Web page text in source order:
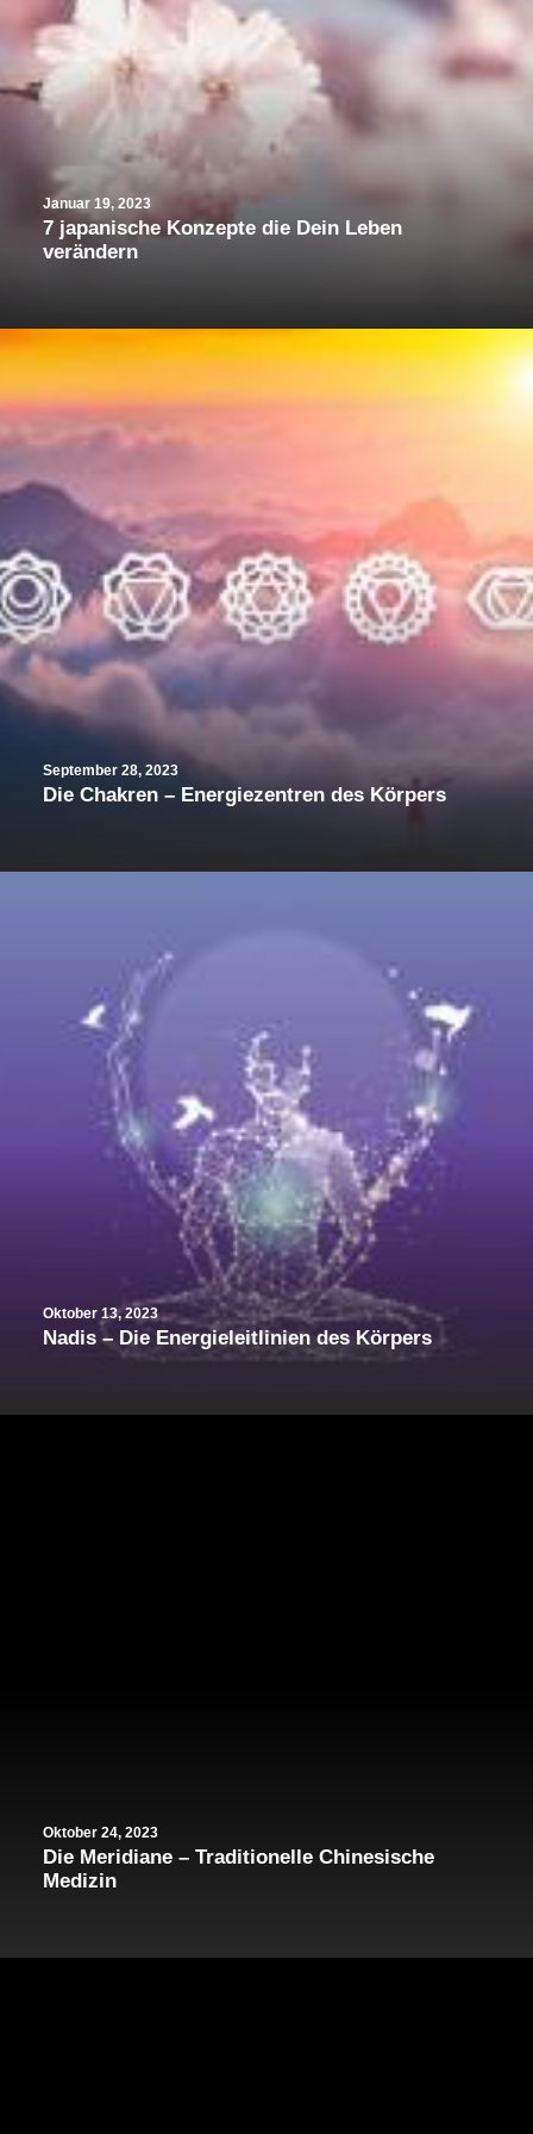
Januar 19, 2023
7 japanische Konzepte die Dein Leben
verändern
September 28, 2023
Die Chakren – Energiezentren des Körpers
Oktober 13, 2023
Nadis – Die Energieleitlinien des Körpers
Oktober 24, 2023
Die Meridiane – Traditionelle Chinesische
Medizin